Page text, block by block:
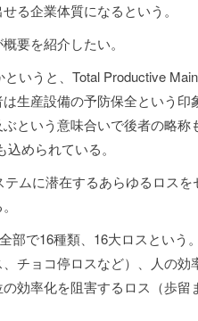
る企業体質になるという。
要を紹介したい。
いうと、Total Productive
生産設備の予防保全という
という意味合いで後者の略称
められている。
ムに潜在するあらゆるロス
部で16種類、16大ロスとい
チョコ停ロスなど）、人の
効率化を阻害するロス（歩